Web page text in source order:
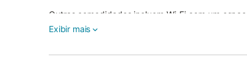
Outras comodidades incluem Wi-Fi com um
inteligente com serviços de streaming, bem como
Exibir mais